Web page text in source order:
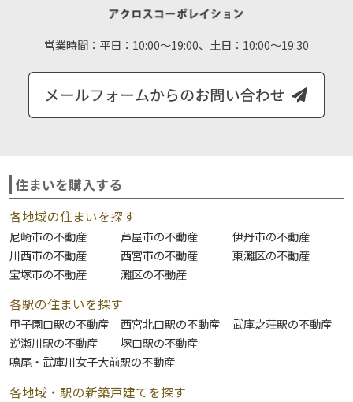
営業時間： 平日：10:00～19:00、土日：10:00～19:30
住まいを購入する
各地域の住まいを探す
尼崎市の不動産 芦屋市の不動産
伊丹市の不動産
川西市の不動産
西宮市の不動産
東灘区の不動産
宝塚市の不動産
灘区の不動産
各駅の住まいを探す
甲子園口駅の不動産 西宮北口駅の不動産
武庫之荘駅の不動産
逆瀬川駅の不動産
塚口駅の不動産
鳴尾・武庫川女子大前駅の不動産
各地域・駅の新築戸建てを探す